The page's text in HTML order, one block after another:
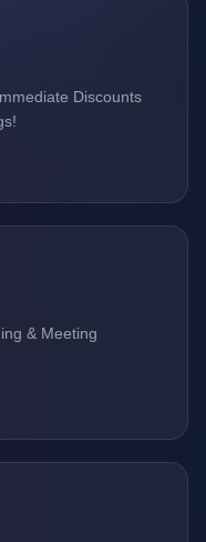
Discounts
& Meeting